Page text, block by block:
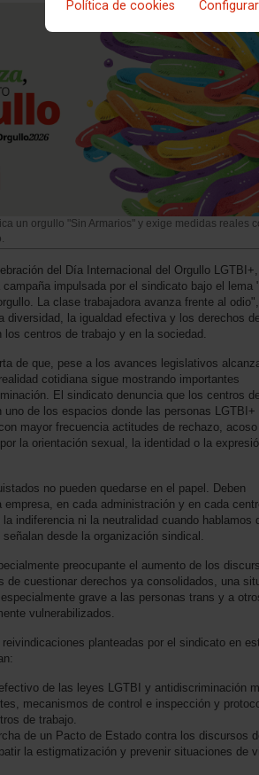
Política de cookies
un orgullo "Sin Armarios" y exige medidas reales
del Día Internacional del Orgullo
impulsada por el sindicato bajo el lema
La clase trabajadora avanza frente al
diversidad, la igualdad efectiva y los derechos
los centros de trabajo y en la sociedad.
de que, pese a los avances legislativos
cotidiana sigue mostrando importantes
El sindicato denuncia que los centros
uno de los espacios donde las personas LGTBI+
mayor frecuencia actitudes de rechazo,
la orientación sexual, la identidad o la
no pueden quedarse en el papel. Deben
empresa, en cada administración y en cada
indiferencia ni la neutralidad cuando hablamos
desde la organización sindical.
preocupante el aumento de los
de cuestionar derechos ya consolidados, una
grave a las personas trans y a
vulnerabilizados.
planteadas por el sindicato en
de las leyes LGTBI y antidiscriminación
mecanismos de control e inspección y
de trabajo.
de un Pacto de Estado contra los discursos
la estigmatización y prevenir situaciones de